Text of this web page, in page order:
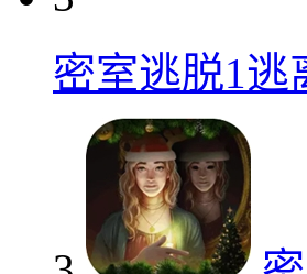
密室逃脱1逃